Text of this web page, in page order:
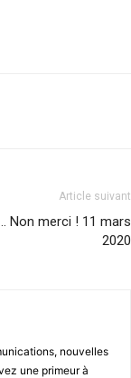
Article suivant
Non merci ! 11 mars
2020
nouvelles
une primeur à